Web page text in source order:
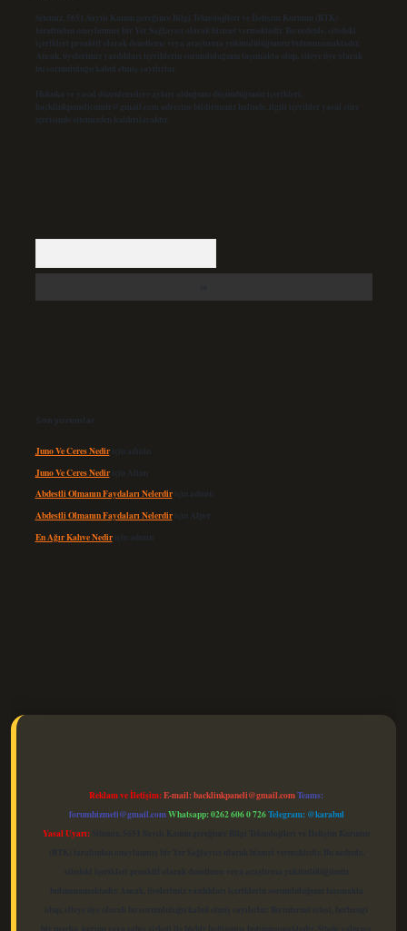
Sitemiz, 5651 Sayılı Kanun gereğince Bilgi Teknolojileri ve İletişim Kurumu (BTK)
tarafından onaylanmış bir Yer Sağlayıcı olarak hizmet vermektedir. Bu nedenle, sitedeki
içerikleri proaktif olarak denetleme veya araştırma yükümlülüğümüz bulunmamaktadır.
Ancak, üyelerimiz yazdıkları içeriklerin sorumluluğunu taşımakta olup, siteye üye olarak
bu sorumluluğu kabul etmiş sayılırlar.
Hukuka ve yasal düzenlemelere aykırı olduğunu düşündüğünüz içerikleri,
backlinkpanelicomtr@gmail.com adresine bildirmeniz halinde, ilgili içerikler yasal süre
içerisinde sitemizden kaldırılacaktır.
Son yorumlar
Juno Ve Ceres Nediriçin admin
Juno Ve Ceres Nediriçin Altan
Abdestli Olmanın Faydaları Nelerdiriçin admin
Abdestli Olmanın Faydaları Nelerdiriçin Alper
En Ağır Kahve Nediriçin admin
Reklam ve İletişim:E-mail:backlinkpaneli@gmail.comTeams:
forumhizmeti@gmail.comWhatsapp: 0262 606 0 726Telegram: @karabul
Yasal Uyarı: